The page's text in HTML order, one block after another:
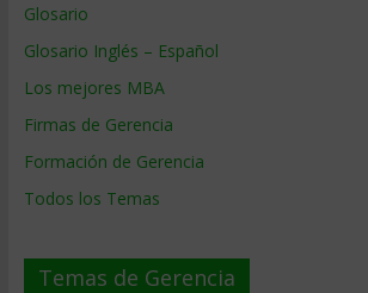
Glosario
Glosario Inglés – Español
Los mejores MBA
Firmas de Gerencia
Formación de Gerencia
Todos los Temas
Temas de Gerencia